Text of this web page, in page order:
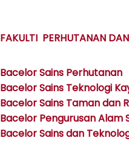
FAKULTI PERHUTANAN
Bacelor Sains Perhutanan
Bacelor Sains Teknologi
Bacelor Sains Taman dan
Bacelor Pengurusan Alam
Bacelor Sains dan